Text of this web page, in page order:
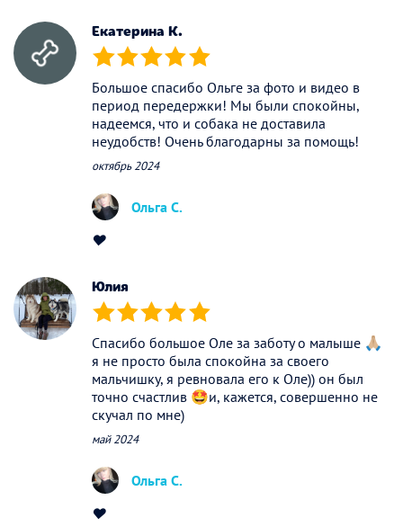
Екатерина К.
(*) (*) (*) (*) (*)
Большое спасибо Ольге за фото и видео в
период передержки! Мы были спокойны,
надеемся, что и собака не доставила
неудобств! Очень благодарны за помощь!
октябрь 2024
Ольга С.
♥️
Юлия
(*) (*) (*) (*) (*)
Спасибо большое Оле за заботу о малыше 🙏🏼
я не просто была спокойна за своего
мальчишку, я ревновала его к Оле)) он был
точно счастлив 🤩и, кажется, совершенно не
скучал по мне)
май 2024
Ольга С.
❤️